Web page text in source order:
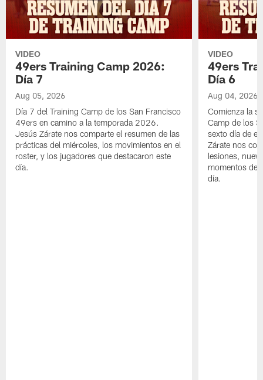
VIDEO
49ers Training Camp 2026:
Día 7
Aug 05, 2026
Día 7 del Training Camp de los San Francisco
49ers en camino a la temporada 2026.
Jesús Zárate nos comparte el resumen de las
prácticas del miércoles, los movimientos en el
roster, y los jugadores que destacaron este
día.
VIDEO
49ers
Día 6
Aug 04, 2026
Comienza la
Camp de los
sexto día de
Zárate nos
lesiones,
momentos
día.